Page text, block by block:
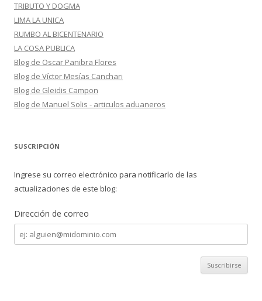
TRIBUTO Y DOGMA
LIMA LA UNICA
RUMBO AL BICENTENARIO
LA COSA PUBLICA
Blog de Oscar Panibra Flores
Blog de Víctor Mesías Canchari
Blog de Gleidis Campon
Blog de Manuel Solis - articulos aduaneros
SUSCRIPCIÓN
Ingrese su correo electrónico para notificarlo de las
actualizaciones de este blog:
Dirección de correo
Dirección
de
correo